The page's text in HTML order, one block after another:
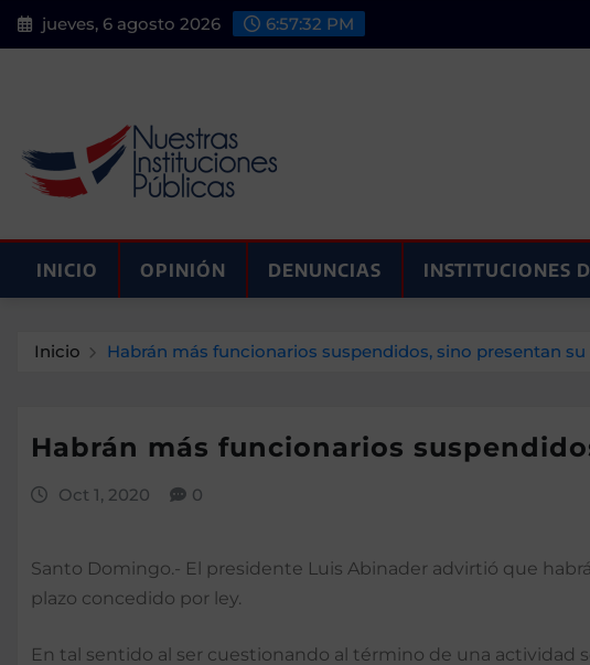
Saltar
al
jueves, 6 agosto 2026 6:57:33 PM
INICIO OPINIÓN DENUNCIAS INSTITUCIONES
Inicio Habrán más funcionarios suspendidos, sino presentan
Habrán más funcionarios
Oct 1, 2020 0
Santo Domingo.- El presidente Luis Abinader advirtió que
plazo concedido por ley.
En tal sentido al ser cuestionando al término de una actividad